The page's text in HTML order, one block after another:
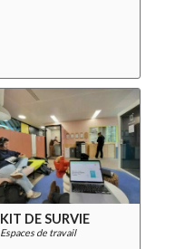
KIT DE SURVIE
Espaces de travail